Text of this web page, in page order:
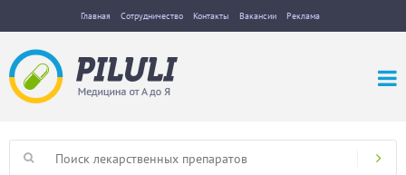
Главная Сотрудничество Контакты Вакансии Реклама